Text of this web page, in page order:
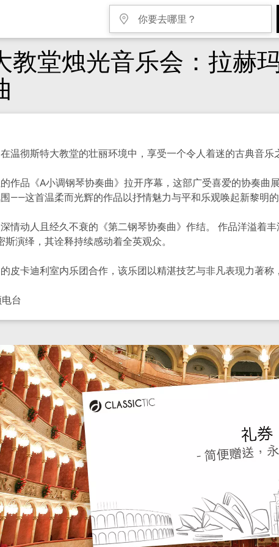
教堂烛光音乐会：拉赫
温彻斯特大教堂的壮丽环境中，享受一个令人着迷的古典音乐
作品《A小调钢琴协奏曲》拉开序幕，这部广受喜爱的协奏
——这首温柔而光辉的作品以抒情魅力与平和乐观唤起新黎明的
情动人且经久不衰的《第二钢琴协奏曲》作结。 作品洋溢着
斯演绎，其诠释持续感动着全英观众。
皮卡迪利室内乐团合作，该乐团以精湛技艺与非凡表现力著称
台